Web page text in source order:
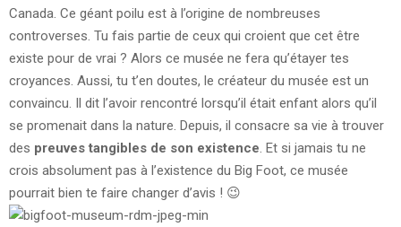
Canada. Ce géant poilu est à l’origine de nombreuses
controverses. Tu fais partie de ceux qui croient que cet être
existe pour de vrai ? Alors ce musée ne fera qu’étayer tes
croyances. Aussi, tu t’en doutes, le créateur du musée est un
convaincu. Il dit l’avoir rencontré lorsqu’il était enfant alors qu’il
se promenait dans la nature. Depuis, il consacre sa vie à trouver
des preuves tangibles de son existence. Et si jamais tu ne
crois absolument pas à l’existence du Big Foot, ce musée
pourrait bien te faire changer d’avis ! 😉